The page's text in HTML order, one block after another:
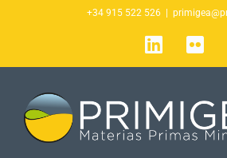
+34 915 522 526
LinkedIn